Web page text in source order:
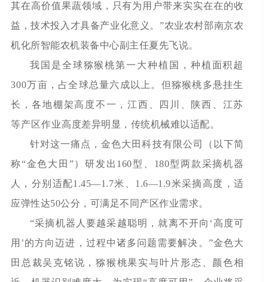
其在高价值果蔬领域，只有为用户带来实实在在的收
益，技术投入才具备产业化意义。”农业农村部南京农
机化所智能农机装备中心副主任夏先飞说。
我国是全球猕猴桃第一大种植国，种植面积超
300万亩，占全球总量六成以上。但猕猴桃多悬挂生
长，各地棚架高度不一，江西、四川、陕西、江苏
等产区作业高度差异明显，传统机械难以适配。
针对这一痛点，金色大田科技有限公司（以下简
称“金色大田”）研发出160型、180型两款采摘机器
人，分别适配1.45—1.7米、1.6—1.9米采摘高度，适
应弹性达50公分，可满足不同产区作业需求。
“采摘机器人要越采越聪明，就离不开向‘高度可
用’的方向迈进，过程中诸多问题需要解决。”金色大
田总裁吴克铭说，猕猴桃果实与叶片形态、颜色相